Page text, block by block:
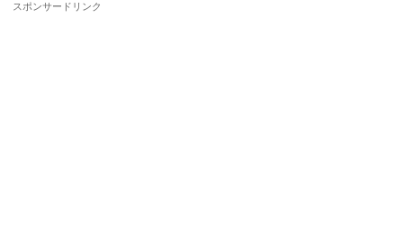
スポンサードリンク